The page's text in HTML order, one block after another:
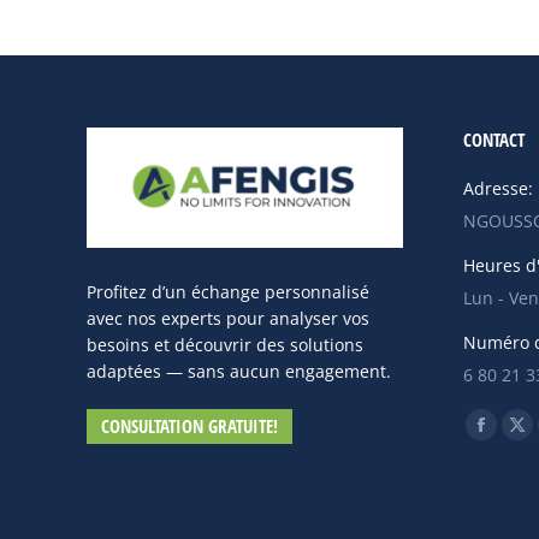
Profitez d’un échange personnalisé
avec nos experts pour analyser vos
besoins et découvrir des solutions
adaptées — sans aucun engagement.
CONSULTATION GRATUITE!
CONTACT
Adresse:
Heures
Lun -
Numéro
6 80 21
Trouvez
La
La